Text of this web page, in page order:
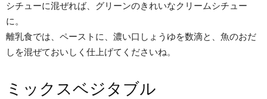
シチューに混ぜれば、グリーンのきれいなクリームシチュー
に。
離乳食では、ペーストに、濃い口しょうゆを数滴と、魚のおだ
しを混ぜておいしく仕上げてくださいね。
ミックスベジタブル